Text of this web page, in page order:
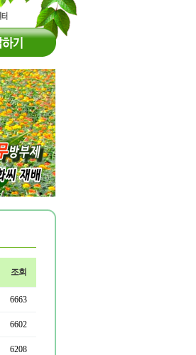
조회
6663
6602
6208